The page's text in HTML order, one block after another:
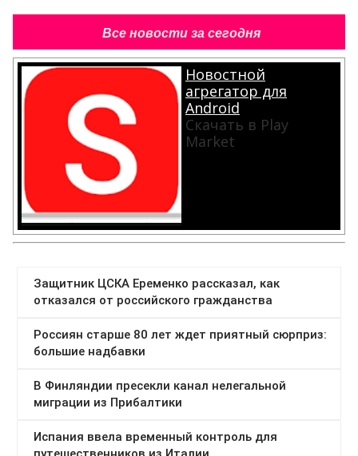
Все новости за сегодня
Новостной
агрегатор для
Android
Скачать в Play
Market